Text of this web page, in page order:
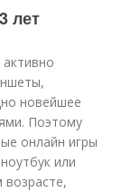
лет
новейшее
Поэтому
онлайн игры
или